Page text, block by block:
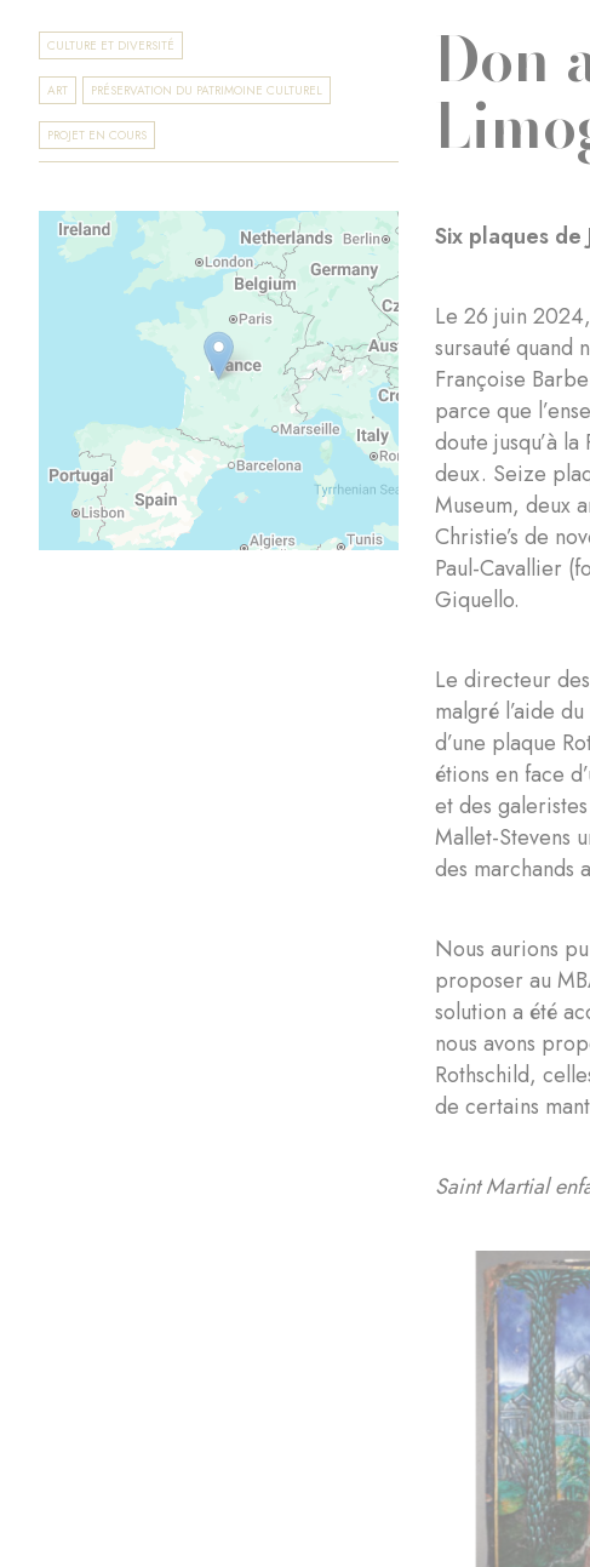
CULTURE ET DIVERSITÉ
ART PRÉSERVATION DU PATRIMOINE CULTUREL
PROJET EN COURS
Don
Six plaques de
Le 26 juin
sursauté quand
Françoise
parce que
doute jusqu’à
deux. Seize
Museum, deux
Christie’s de
Paul-Cavallier
Giquello.
Le directeur
malgré l’aide
d’une plaque
étions en face
et des
Mallet-Stevens
des marchands
Nous aurions
proposer au
solution a été
nous avons
Rothschild,
de certains
Saint Martial